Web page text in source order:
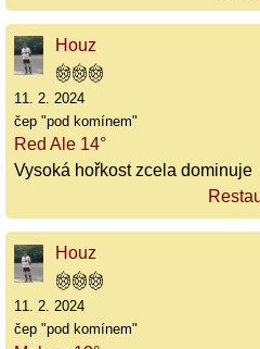
Houz
11. 2. 2024
čep "pod komínem"
Red Ale 14°
Vysoká hořkost zcela dominuje
Houz
11. 2. 2024
čep "pod komínem"